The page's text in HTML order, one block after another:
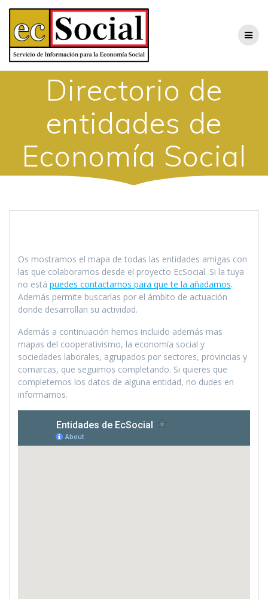
Saltar
al
Directorio de
entidades de
Economía Social
Os mostramos el mapa de todas las entidades amigas con
las que colaboramos desde el proyecto EcSocial. Si la tuya
no está puedes contactarnos para que te la añadamos.
Además permite buscarlas por el ámbito de actuación
donde desarrollan su actividad.
Además a continuación hemos incluido además mas
mapas del cooperativismo, la economía social y
sociedades laborales, agrupados por sectores, provincias y
comarcas, que seguimos completando. Si quieres que
completemos los datos de alguna entidad, no dudes en
informarnos.